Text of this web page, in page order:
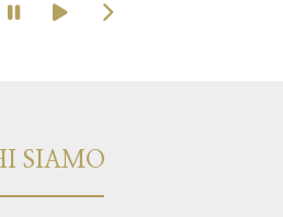
SIAMO